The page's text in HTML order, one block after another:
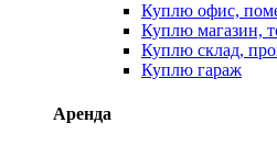
Куплю офис,
Куплю магазин,
Куплю склад,
Куплю гараж
Аренда